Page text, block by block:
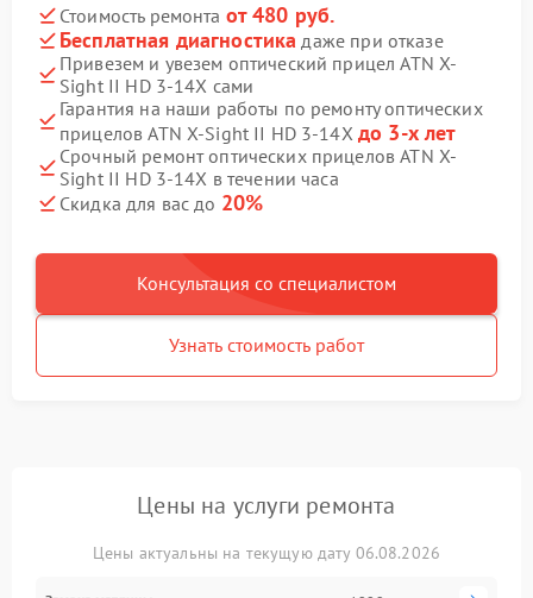
Стоимость ремонта от 480 руб.
Бесплатная диагностика даже при отказе
Привезем и увезем оптический прицел ATN X-
Sight II HD 3-14X сами
Гарантия на наши работы по ремонту оптических
прицелов ATN X-Sight II HD 3-14X до 3-х лет
Срочный ремонт оптических прицелов ATN X-
Sight II HD 3-14X в течении часа
Скидка для вас до 20%
Консультация со специалистом
Узнать стоимость работ
Цены на услуги ремонта
Цены актуальны на текущую дату 06.08.2026